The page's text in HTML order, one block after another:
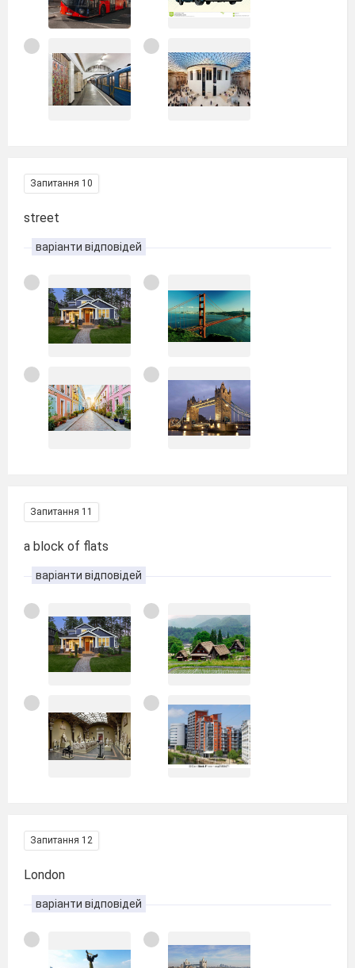
Запитання 10
street
варіанти відповідей
Запитання 11
a block of flats
варіанти відповідей
Запитання 12
London
варіанти відповідей